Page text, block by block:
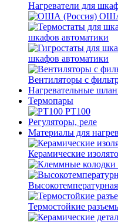
Нагреватели для
ОША
шкафов автоматики
шкафов автоматики
Вентиляторы с
Нагревательные
Термопары
PT100
Регуляторы, реле
Материалы для
Керамические
Термостойкие